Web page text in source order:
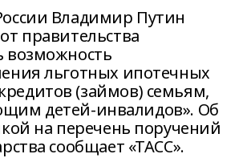
Владимир Путин
правительства
возможность
льготных ипотечных
(займов) семьям,
детей-инвалидов». Об
на перечень поручений
сообщает «ТАСС».